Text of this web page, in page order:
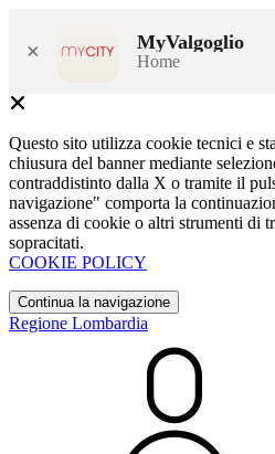
× MyValgoglio
Home
Questo sito utilizza cookie tecnici e
chiusura del banner mediante
contraddistinto dalla X o tramite il
navigazione" comporta la
assenza di cookie o altri strumenti di
sopracitati.
COOKIE POLICY
Continua la navigazione
Regione Lombardia